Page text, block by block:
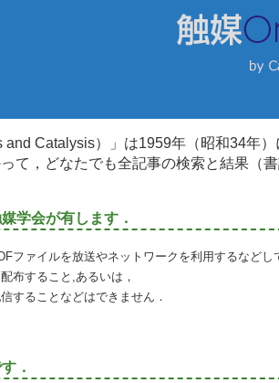
and Catalysis）」は1959年（昭和34年
て，どなたでも全記事の検索と結果（
学会が有します．
ファイルを放送やネットワークを利用するなど
布すること,あるいは，
することなどはできません．
．